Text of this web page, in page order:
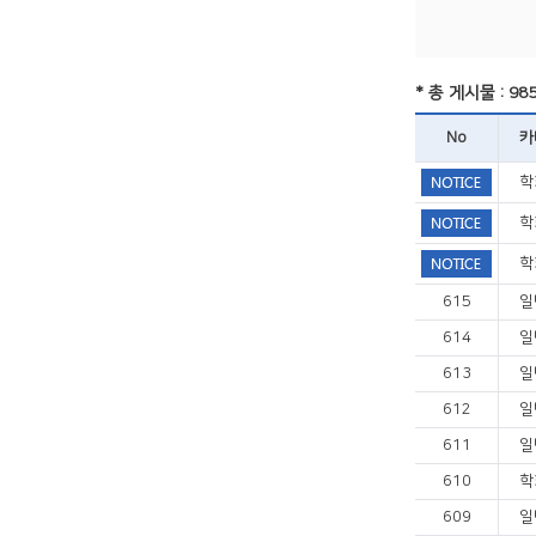
* 총 게시물 : 985
No
615
614
613
612
611
610
609